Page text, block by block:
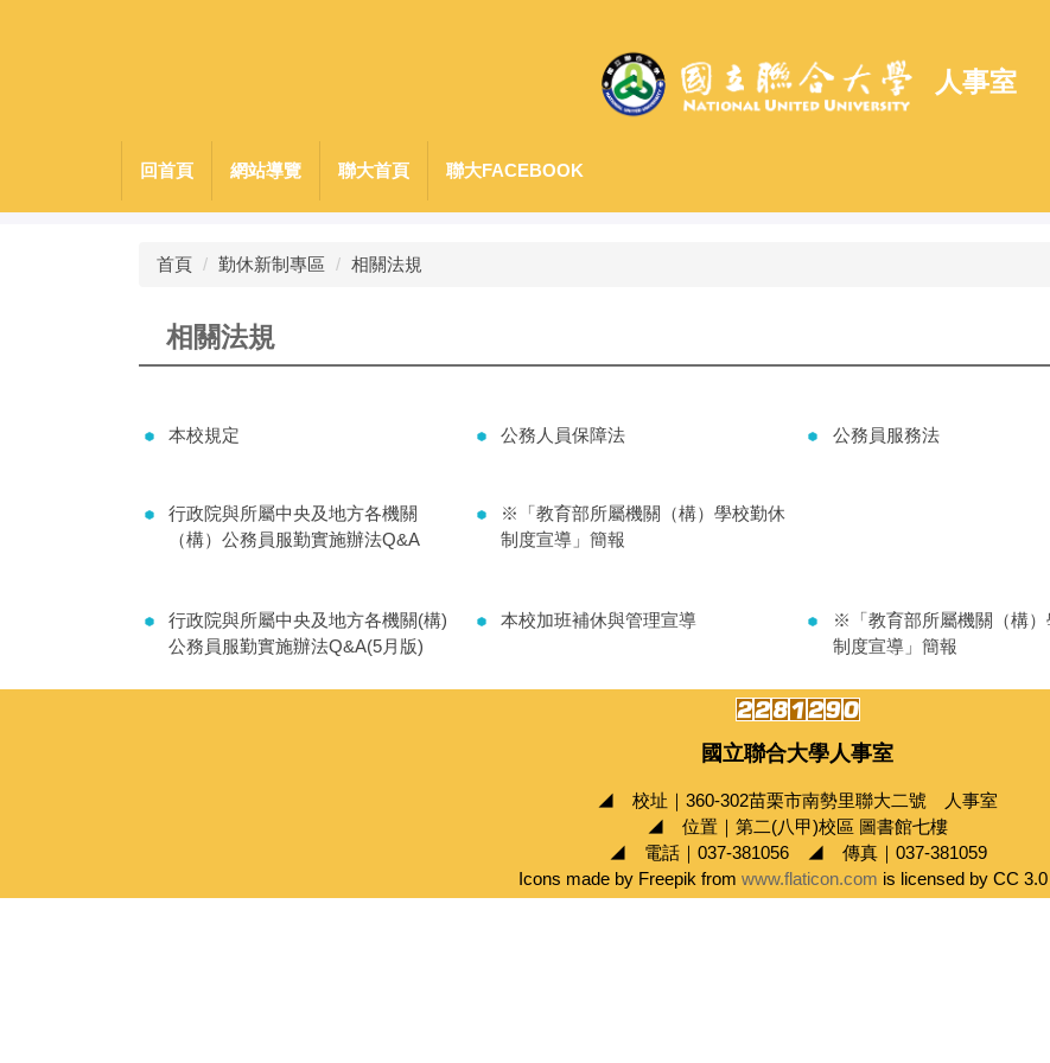
人事室
回首頁 網站導覽 聯大首頁 聯大FACEBOOK
首頁 勤休新制專區 相關法規
相關法規
本校規定 公務人員保障法 公務員服務法
行政院與所屬中央及地方各機關
（構）公務員服勤實施辦法Q&A
※「教育部所屬機關（構）學校勤休
制度宣導」簡報
行政院與所屬中央及地方各機關(構)
公務員服勤實施辦法Q&A(5月版)
本校加班補休與管理宣導
※「教育部所屬機關（構）
制度宣導」簡報
國立聯合大學人事室
◢ 校址｜360-302苗栗市南勢里聯大二號 人事室
◢ 位置｜第二(八甲)校區 圖書館七樓
◢ 電話｜037-381056 ◢ 傳真｜037-381059
Icons made by Freepik from www.flaticon.com is licensed by CC